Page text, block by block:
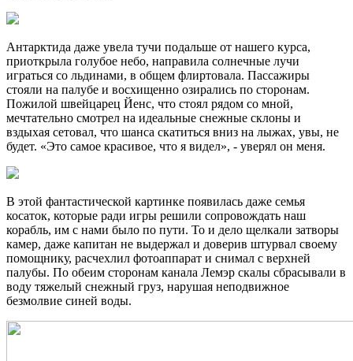
Антарктида даже увела тучи подальше от нашего курса,
приоткрыла голубое небо, направила солнечные лучи
играться со льдинами, в общем флиртовала. Пассажиры
стояли на палубе и восхищенно озирались по сторонам.
Пожилой швейцарец Йенс, что стоял рядом со мной,
мечтательно смотрел на идеальные снежные склоны и
вздыхая сетовал, что шанса скатиться вниз на лыжах, увы, не
будет. «Это самое красивое, что я видел», - уверял он меня.
В этой фантастической картинке появилась даже семья
косаток, которые ради игры решили сопровождать наш
корабль, им с нами было по пути. То и дело щелкали затворы
камер, даже капитан не выдержал и доверив штурвал своему
помощнику, расчехлил фотоаппарат и снимал с верхней
палубы. По обеим сторонам канала Лемэр скалы сбрасывали в
воду тяжелый снежный груз, нарушая неподвижное
безмолвие синей воды.